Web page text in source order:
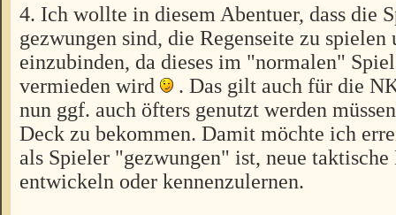
4. Ich wollte in diesem Abentuer, dass die
gezwungen sind, die Regenseite zu
einzubinden, da dieses im "normalen"
vermieden wird
. Das gilt auch für die
nun ggf. auch öfters genutzt werden
Deck zu bekommen. Damit möchte ich
als Spieler "gezwungen" ist, neue
entwickeln oder kennenzulernen.